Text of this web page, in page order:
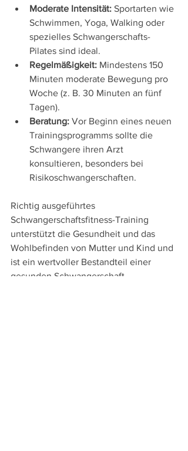
Moderate Intensität: Sportarten wie
Schwimmen, Yoga, Walking oder
spezielles Schwangerschafts-
Pilates sind ideal.
Regelmäßigkeit: Mindestens 150
Minuten moderate Bewegung pro
Woche (z. B. 30 Minuten an fünf
Tagen).
Beratung: Vor Beginn eines neuen
Trainingsprogramms sollte die
Schwangere ihren Arzt
konsultieren, besonders bei
Risikoschwangerschaften.
Richtig ausgeführtes
Schwangerschaftsfitness-Training
unterstützt die Gesundheit und das
Wohlbefinden von Mutter und Kind und
ist ein wertvoller Bestandteil einer
gesunden Schwangerschaft.